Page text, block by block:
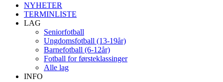
NYHETER
TERMINLISTE
LAG
Seniorfotball
Ungdomsfotball (13-19år)
Barnefotball (6-12år)
Fotball for førsteklassinger
Alle lag
INFO